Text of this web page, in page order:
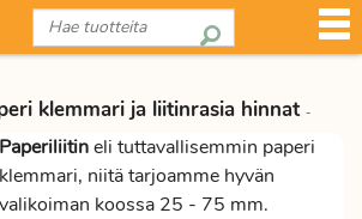
klemmari ja liitinrasia hinnat -
Paperiliitineli tuttavallisemmin paperi
klemmari, niitä tarjoamme hyvän
valikoiman koossa 25 - 75 mm.